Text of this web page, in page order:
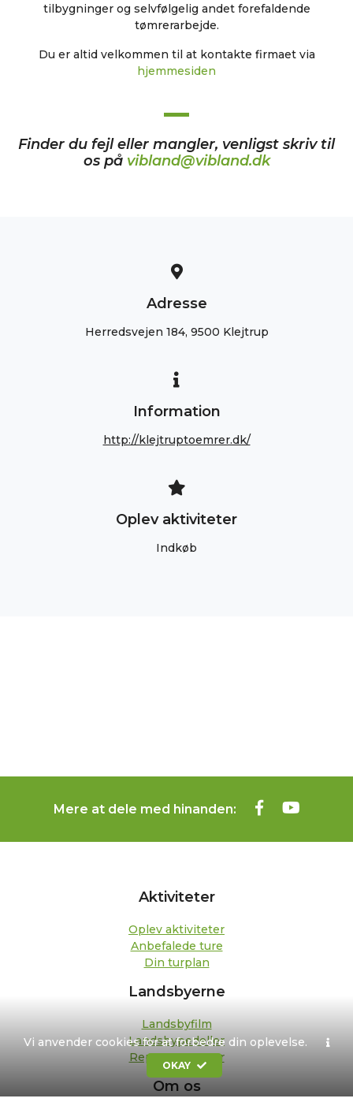
Vi anvender cookies for at forbedre din oplevelse.
OKAY
tilbygninger og selvfølgelig andet forefaldende
tømrerarbejde.
Du er altid velkommen til at kontakte firmaet via
hjemmesiden
Finder du fejl eller mangler, venligst skriv til
os på vibland@vibland.dk
Adresse
Herredsvejen 184, 9500 Klejtrup
Information
http://klejtruptoemrer.dk/
Oplev aktiviteter
Indkøb
Mere at dele med hinanden:
Aktiviteter
Oplev aktiviteter
Anbefalede ture
Din turplan
Landsbyerne
Landsbyfilm
Landsbypedeller
Repræsentanter
Om os